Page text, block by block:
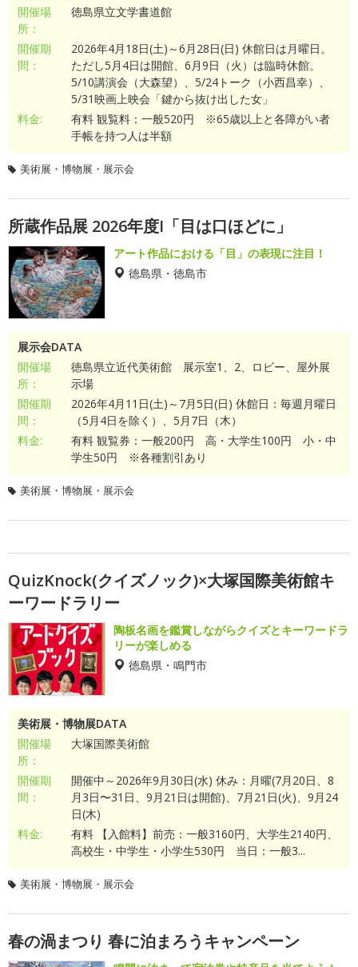
開催場
所：
徳島県立文学書道館
開催期
間：
2026年4月18日(土)～6月28日(日) 休館日は月曜日。
ただし5月4日は開館、6月9日（火）は臨時休館。
5/10講演会（大森望）、5/24トーク（小西昌幸）、
5/31映画上映会「鍵から抜け出した女」
料金:
有料 観覧料：一般520円 ※65歳以上と各障がい者
手帳を持つ人は半額
美術展・博物展・展示会
所蔵作品展 2026年度I「目は口ほどに」
アート作品における「目」の表現に注目！
徳島県・徳島市
展示会DATA
開催場
所：
徳島県立近代美術館 展示室1、2、ロビー、屋外展
示場
開催期
間：
2026年4月11日(土)～7月5日(日) 休館日：毎週月曜日
（5月4日を除く）、5月7日（木）
料金:
有料 観覧券：一般200円 高・大学生100円 小・中
学生50円 ※各種割引あり
美術展・博物展・展示会
QuizKnock(クイズノック)×大塚国際美術館キ
ーワードラリー
陶板名画を鑑賞しながらクイズとキーワードラ
リーが楽しめる
徳島県・鳴門市
美術展・博物展DATA
開催場
所：
大塚国際美術館
開催期
間：
開催中～2026年9月30日(水) 休み：月曜(7月20日、8
月3日〜31日、9月21日は開館)、7月21日(火)、9月24
日(木)
料金:
有料 【入館料】前売：一般3160円、大学生2140円、
高校生・中学生・小学生530円 当日：一般3...
美術展・博物展・展示会
春の渦まつり 春に泊まろうキャンペーン